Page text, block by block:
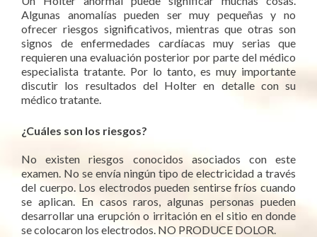
Algunas anomalías pueden ser muy pequeñas y no
ofrecer riesgos significativos, mientras que otras son
signos de enfermedades cardíacas muy serias que
requieren una evaluación posterior por parte del médico
especialista tratante. Por lo tanto, es muy importante
discutir los resultados del Holter en detalle con su
médico tratante.
¿Cuáles son los riesgos?
No existen riesgos conocidos asociados con este
examen. No se envía ningún tipo de electricidad a través
del cuerpo. Los electrodos pueden sentirse fríos cuando
se aplican. En casos raros, algunas personas pueden
desarrollar una erupción o irritación en el sitio en donde
se colocaron los electrodos. NO PRODUCE DOLOR.